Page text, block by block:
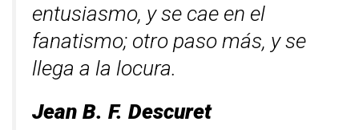
entusiasmo, y se cae en el
fanatismo; otro paso más, y se
llega a la locura.
Jean B. F. Descuret